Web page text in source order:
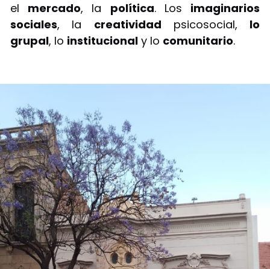
el mercado, la política. Los imaginarios
sociales, la creatividad psicosocial, lo
grupal, lo institucional y lo comunitario.